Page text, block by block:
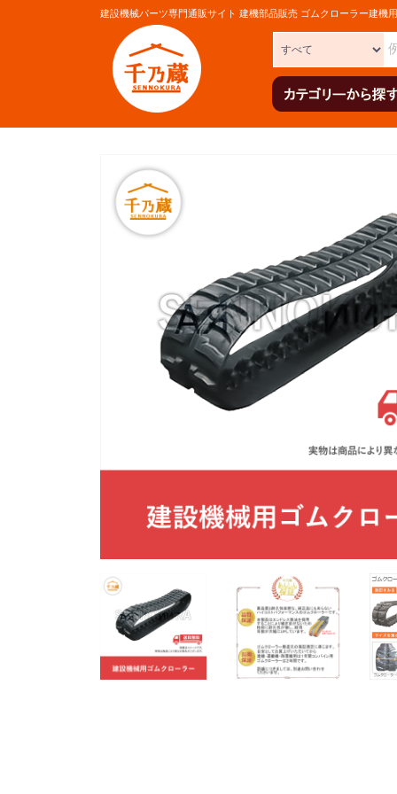
建設機械パーツ専門通販サイト 建機部品販売 ゴムクローラー建機用